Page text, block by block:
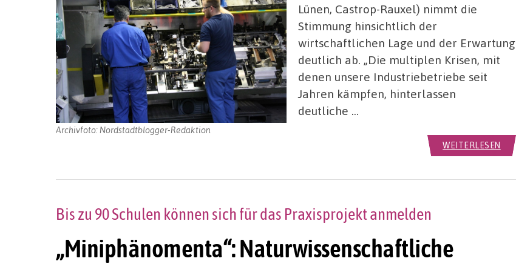
Archivfoto: Nordstadtblogger-Redaktion
Lünen, Castrop-Rauxel) nimmt die
Stimmung hinsichtlich der
wirtschaftlichen Lage und der Erwartung
deutlich ab. „Die multiplen Krisen, mit
denen unsere Industriebetriebe seit
Jahren kämpfen, hinterlassen
deutliche …
WEITERLESEN
„Miniphänomenta“: Naturwissenschaftliche
Bis zu 90 Schulen können sich für das Praxisprojekt anmelden